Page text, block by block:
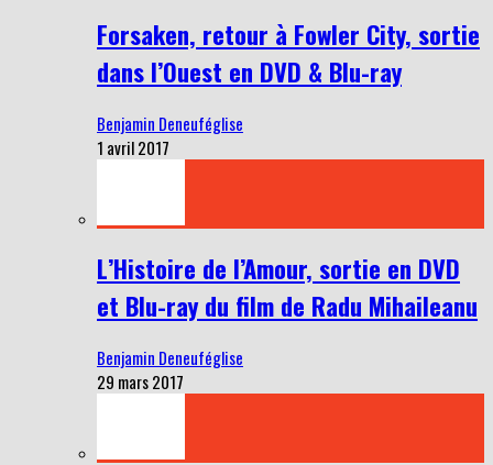
Forsaken, retour à Fowler City, sortie
dans l’Ouest en DVD & Blu-ray
Benjamin Deneuféglise
1 avril 2017
L’Histoire de l’Amour, sortie en DVD
et Blu-ray du film de Radu Mihaileanu
Benjamin Deneuféglise
29 mars 2017